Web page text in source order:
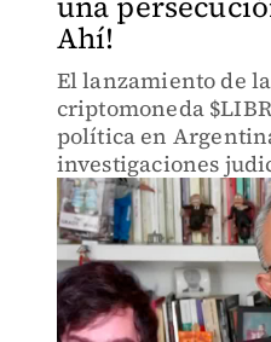
Ahí!
El lanzamiento de
criptomoneda
política en
investigaciones
una presunta
presidente Javier